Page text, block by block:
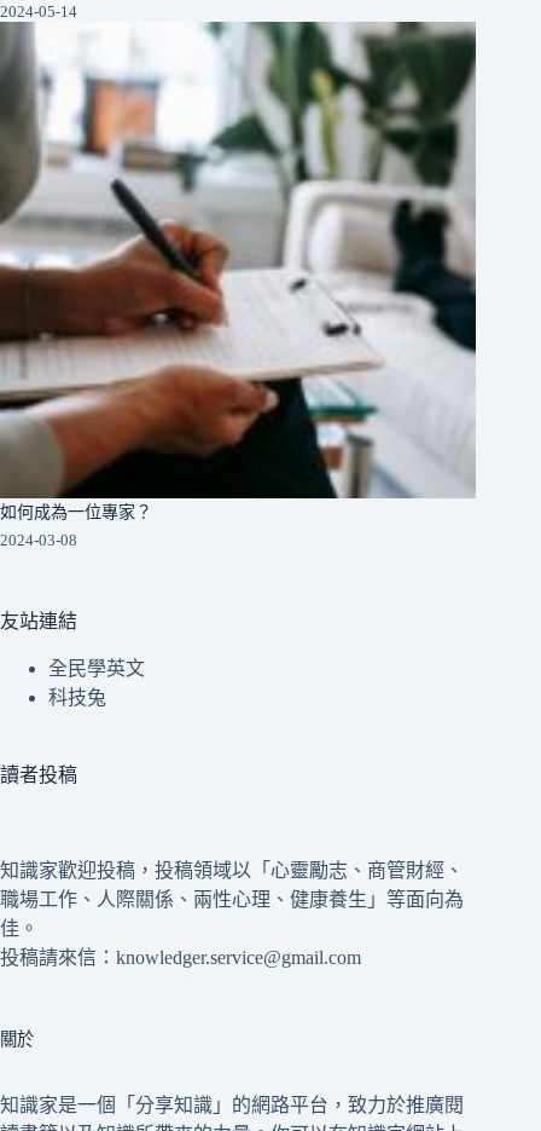
2024-05-14
如何成為一位專家？
2024-03-08
友站連結
全民學英文
科技兔
讀者投稿
知識家歡迎投稿，投稿領域以「心靈勵志、商管財經、
職場工作、人際關係、兩性心理、健康養生」等面向為
佳。
投稿請來信：knowledger.service@gmail.com
關於
知識家是一個「分享知識」的網路平台，致力於推廣閱